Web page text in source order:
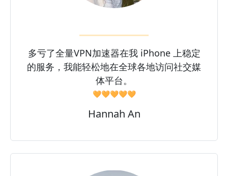
多亏了全量VPN加速器在我 iPhone 上稳定
的服务，我能轻松地在全球各地访问社交媒
体平台。
🧡🧡🧡🧡🧡
Hannah An